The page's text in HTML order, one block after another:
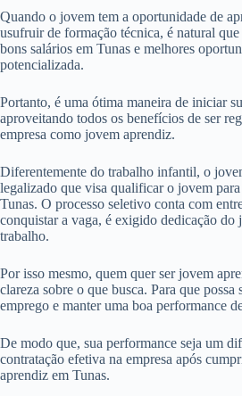
Quando o jovem tem a oportunidade de
usufruir de formação técnica, é natural
bons salários em Tunas e melhores
potencializada.
Portanto, é uma ótima maneira de iniciar
aproveitando todos os benefícios de ser
empresa como jovem aprendiz.
Diferentemente do trabalho infantil, o
legalizado que visa qualificar o jovem
Tunas. O processo seletivo conta com
conquistar a vaga, é exigido dedicação do
trabalho.
Por isso mesmo, quem quer ser jovem
clareza sobre o que busca. Para que possa
emprego e manter uma boa performance
De modo que, sua performance seja um
contratação efetiva na empresa após
aprendiz em Tunas.